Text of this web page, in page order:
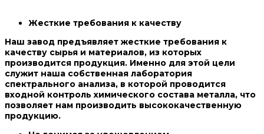
Жесткие требования к качеству
Наш завод предъявляет жесткие требования к
качеству сырья и материалов, из которых
производится продукция. Именно для этой цели
служит наша собственная лаборатория
спектрального анализа, в которой проводится
входной контроль химического состава металла, что
позволяет нам производить высококачественную
продукцию.